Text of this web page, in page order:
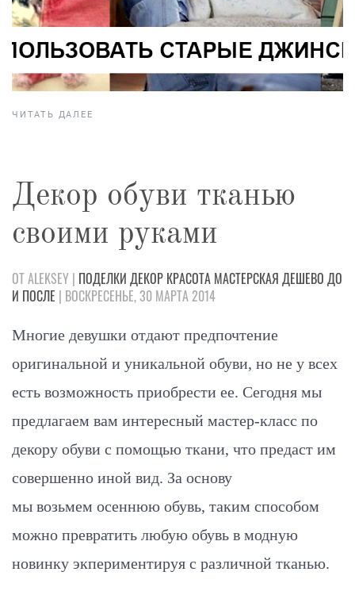
ЧИТАТЬ ДАЛЕЕ
Декор обуви тканью
своими руками
ОТ ALEKSEY | ПОДЕЛКИ ДЕКОР КРАСОТА МАСТЕРСКАЯ ДЕШЕВО ДО
И ПОСЛЕ | ВОСКРЕСЕНЬЕ, 30 МАРТА 2014
Многие девушки отдают предпочтение
оригинальной и уникальной обуви, но не у всех
есть возможность приобрести ее. Сегодня мы
предлагаем вам интересный мастер-класс по
декору обуви с помощью ткани, что предаст им
совершенно иной вид. За основу
мы возьмем осеннюю обувь, таким способом
можно превратить любую обувь в модную
новинку экпериментируя с различной тканью.